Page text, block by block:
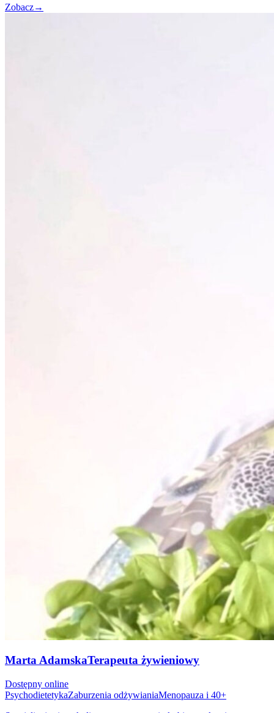
Zobacz→
Marta AdamskaTerapeuta żywieniowy
Dostępny online
PsychodietetykaZaburzenia odżywianiaMenopauza i 40+